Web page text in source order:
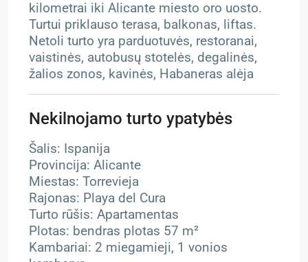
kilometrai iki Alicante miesto oro uosto.
Turtui priklauso terasa, balkonas, liftas.
Netoli turto yra parduotuvės, restoranai,
vaistinės, autobusų stotelės, degalinės,
žalios zonos, kavinės, Habaneras alėja
Nekilnojamo turto ypatybės
Šalis: Ispanija
Provincija: Alicante
Miestas: Torrevieja
Rajonas: Playa del Cura
Turto rūšis: Apartamentas
Plotas: bendras plotas 57 m²
Kambariai: 2 miegamieji, 1 vonios